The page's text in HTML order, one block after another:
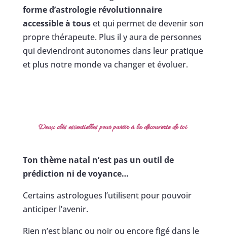
forme d’astrologie révolutionnaire
accessible à touset qui permet de devenir son
propre thérapeute. Plus il y aura de personnes
qui deviendront autonomes dans leur pratique
et plus notre monde va changer et évoluer.
Deux clés essentielles pour partir à la découverte de toi
Ton thème natal n’est pas un outil de
prédiction ni de voyance…
Certains astrologues l’utilisent pour pouvoir
anticiper l’avenir.
Rien n’est blanc ou noir ou encore figé dans le